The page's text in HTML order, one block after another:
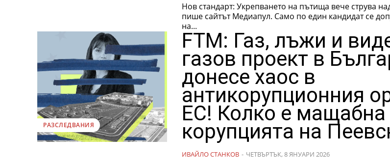
Нов стандарт: Укрепването на пътища вече струва
пише сайтът Медиапул. Само по един кандидат се допуска до отваряне
на...
РАЗСЛЕДВАНИЯ
FTM: Газ, лъжи и
газов проект в
донесе хаос в
антикорупционния
ЕС! Колко е мащабна
корупцията на
ИВАЙЛО СТАНКОВ - ЧЕТВЪРТЪК, 8 ЯНУАРИ 2026